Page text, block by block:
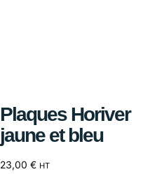
Plaques Horiver
jaune et bleu
23,00 € HT